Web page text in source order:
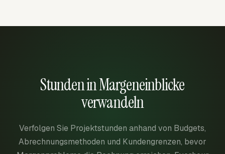
Stunden in Margeneinblicke
verwandeln
Verfolgen Sie Projektstunden anhand von Budgets,
Abrechnungsmethoden und Kundengrenzen, bevor